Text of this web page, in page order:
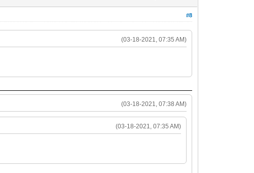
#8
(03-18-2021, 07:35 AM)
(03-18-2021, 07:38 AM)
(03-18-2021, 07:35 AM)